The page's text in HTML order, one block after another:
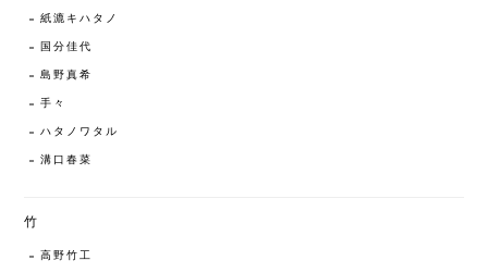
紙漉キハタノ
国分佳代
島野真希
手々
ハタノワタル
溝口春菜
竹
高野竹工